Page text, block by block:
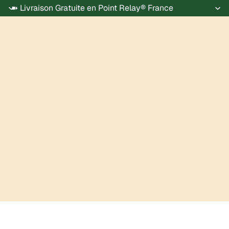
➽ Livraison Gratuite en Point Relay® France